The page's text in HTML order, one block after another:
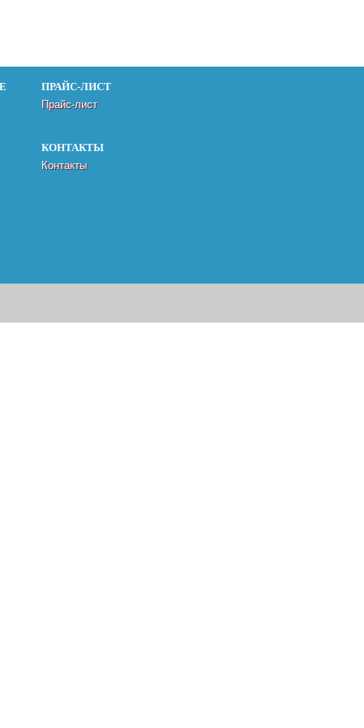
ПРАЙС-ЛИСТ
Прайс-лист
КОНТАКТЫ
Контакты